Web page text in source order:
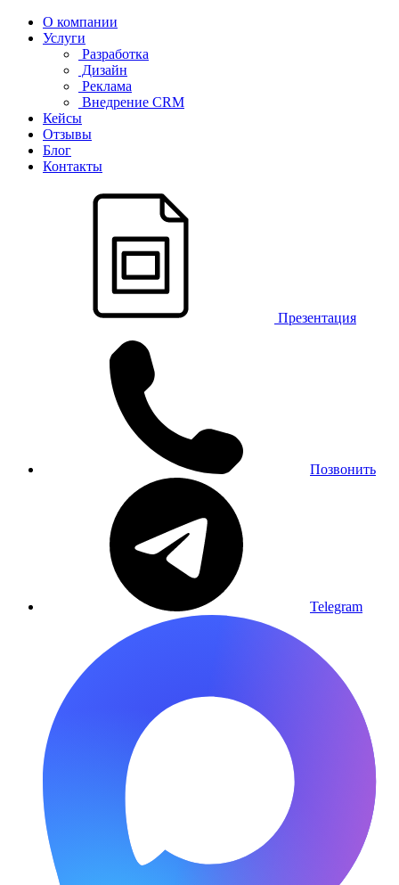
О компании
Услуги
Разработка
Дизайн
Реклама
Внедрение CRM
Кейсы
Отзывы
Блог
Контакты
Презентация
Позвонить
Telegram